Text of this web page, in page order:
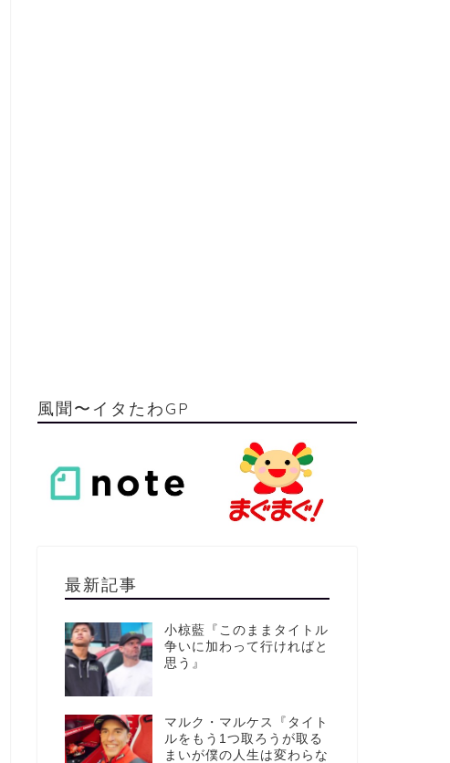
風聞〜イタたわGP
最新記事
小椋藍『このままタイトル
争いに加わって行ければと
思う』
マルク・マルケス『タイト
ルをもう1つ取ろうが取る
まいが僕の人生は変わらな